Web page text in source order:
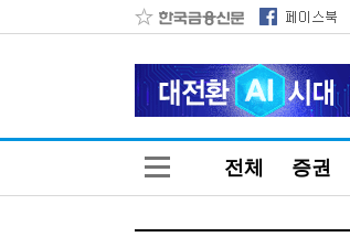
전체 증권